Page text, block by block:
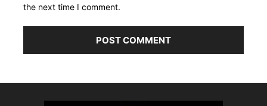
the next time I comment.